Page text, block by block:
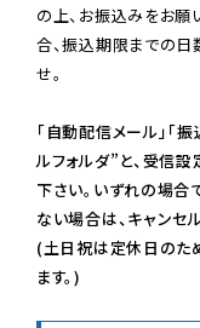
の上、お振込みをお
合、振込期限までの日
せ。
「自動配信メール」「
ルフォルダ”と、受信
下さい。いずれの場合
ない場合は、キャンセ
(土日祝は定休日のた
ます。)